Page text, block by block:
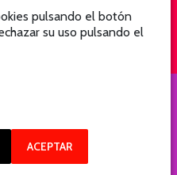
pulsando el botón
su uso pulsando el
ACEPTAR